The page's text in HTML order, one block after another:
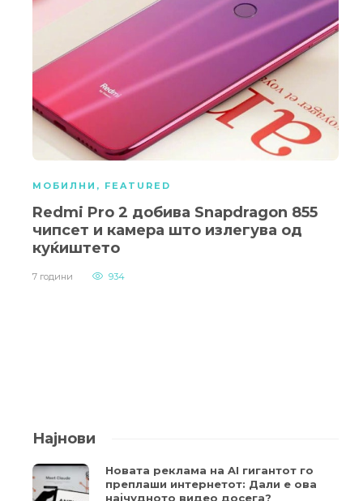
МОБИЛНИ , FEATURED
Redmi Pro 2 добива Snapdragon 855
чипсет и камера што излегува од
куќиштето
7 години 934
Најнови
Новата реклама на AI гигантот го
преплаши интернетот: Дали е ова
најчудното видео досега?